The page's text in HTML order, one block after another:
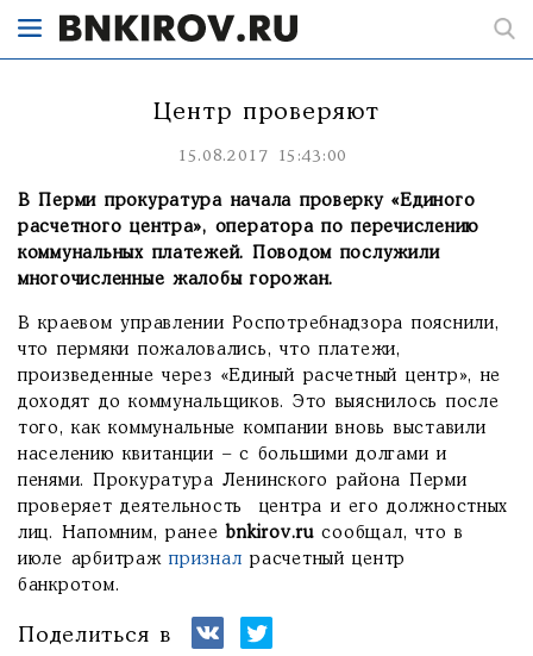
Центр проверяют
15.08.2017 15:43:00
В Перми прокуратура начала проверку «Единого
расчетного центра», оператора по перечислению
коммунальных платежей. Поводом послужили
многочисленные жалобы горожан.
В краевом управлении Роспотребнадзора пояснили,
что пермяки пожаловались, что платежи,
произведенные через «Единый расчетный центр», не
доходят до коммунальщиков. Это выяснилось после
того, как коммунальные компании вновь выставили
населению квитанции – с большими долгами и
пенями. Прокуратура Ленинского района Перми
проверяет деятельность центра и его должностных
лиц. Напомним, ранееbnkirov.ruсообщал, что в
июле арбитражпризнал расчетный центр
банкротом.
Поделиться в